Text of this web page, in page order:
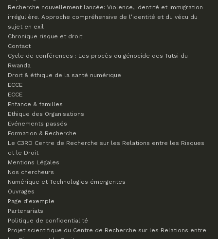
Recherche nouvellement lancée: Violence, identité et immigration
irrégulière. Approche compréhensive de l’identité et du vécu du
sujet en exil
Chronique risque et droit
Contact
Cycle de conférences : Les procès du génocide des Tutsi du
Rwanda
Droit & éthique de la santé numérique
ECCE
ECCE
Enfance & familles
Ethique des Organisations
Evénements passés
Formation & Recherche
Le C3RD Centre de Recherche sur les Relations entre les Risques
et le Droit
Mentions Légales
Nos chercheurs
Numérique et Technologies émergentes
Ouvrages
Page d’exemple
Partenariats
Politique de confidentialité
Projet scientifique du Centre de Recherche sur les Relations entre